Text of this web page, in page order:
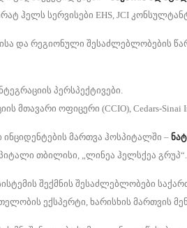
ჰელს სერვისები EHS, JCI
და რეგიონული შესაძლებლობების
პერსპექტივები.
მთავარი ოფიცერი (CCIO), Cedars-Sinai
მართვა ჰოსპიტალში –
თბილისი, „ლინეა ჰელსქეა გრუპ“.
შექმნის შესაძლებლობები
ექსპერტი, ხარისხის მართვის